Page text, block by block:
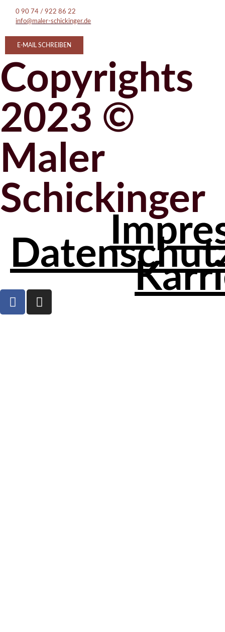
0 90 74 / 922 86 22
info@maler-schickinger.de
E-MAIL SCHREIBEN
Copyrights
2023 ©
Maler
Schickinger